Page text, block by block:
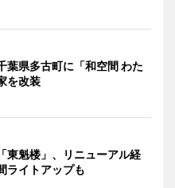
葉県多古町に「和空間 わた
を改装
東魁楼」、リニューアル経
イトアップも